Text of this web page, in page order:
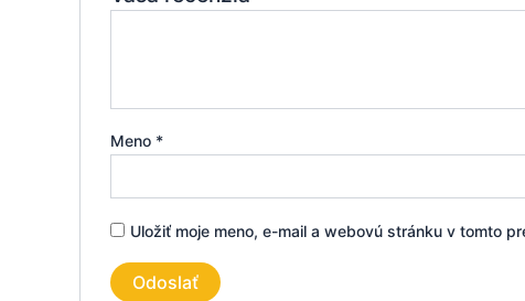
Meno *
Uložiť moje meno, e-mail a webovú stránku v tomto